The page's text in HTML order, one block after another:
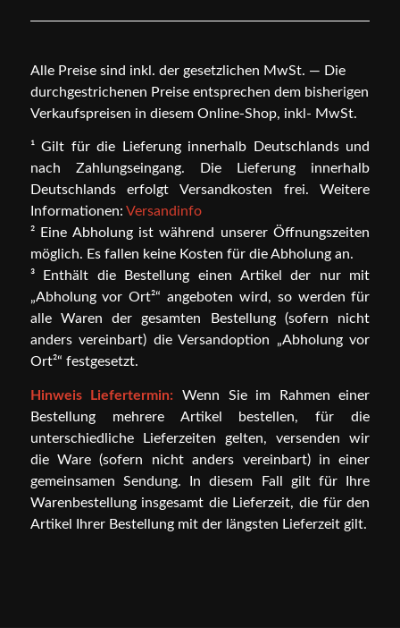
Alle Preise sind inkl. der gesetzlichen MwSt. — Die
durchgestrichenen Preise entsprechen dem bisherigen
Verkaufspreisen in diesem Online-Shop, inkl- MwSt.
¹ Gilt für die Lieferung innerhalb Deutschlands und
nach Zahlungseingang. Die Lieferung innerhalb
Deutschlands erfolgt Versandkosten frei. Weitere
Informationen: Versandinfo
² Eine Abholung ist während unserer Öffnungszeiten
möglich. Es fallen keine Kosten für die Abholung an.
³ Enthält die Bestellung einen Artikel der nur mit
„Abholung vor Ort²“ angeboten wird, so werden für
alle Waren der gesamten Bestellung (sofern nicht
anders vereinbart) die Versandoption „Abholung vor
Ort²“ festgesetzt.
Hinweis Liefertermin: Wenn Sie im Rahmen einer
Bestellung mehrere Artikel bestellen, für die
unterschiedliche Lieferzeiten gelten, versenden wir
die Ware (sofern nicht anders vereinbart) in einer
gemeinsamen Sendung. In diesem Fall gilt für Ihre
Warenbestellung insgesamt die Lieferzeit, die für den
Artikel Ihrer Bestellung mit der längsten Lieferzeit gilt.